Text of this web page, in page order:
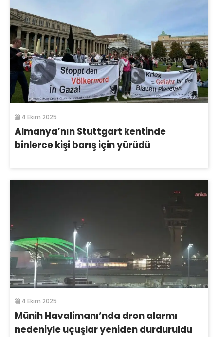
4 Ekim 2025
Almanya’nın Stuttgart kentinde
binlerce kişi barış için yürüdü
4 Ekim 2025
Münih Havalimanı’nda dron alarmı
nedeniyle uçuşlar yeniden durduruldu